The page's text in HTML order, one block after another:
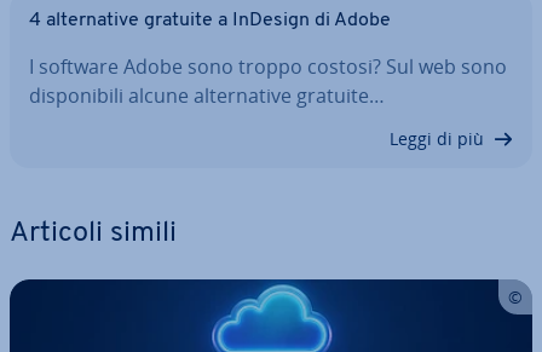
4 al­ter­na­ti­ve gratuite a InDesign di Adobe
I software Adobe sono troppo costosi? Sul web sono
di­spo­ni­bi­li alcune al­ter­na­ti­ve gratuite…
Leggi di più
Articoli simili